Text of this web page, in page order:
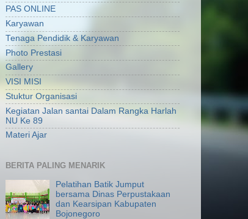
PAS ONLINE
Karyawan
Tenaga Pendidik & Karyawan
Photo Prestasi
Gallery
VISI MISI
Stuktur Organisasi
Kegiatan Jalan santai Dalam Rangka Harlah
NU Ke 89
Materi Ajar
BERITA PALING MENARIK
Pelatihan Batik Jumput
bersama Dinas Perpustakaan
dan Kearsipan Kabupaten
Bojonegoro